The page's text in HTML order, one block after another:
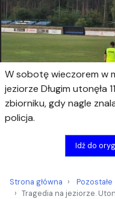
W sobotę wieczorem w
jeziorze Długim utonęła
zbiorniku, gdy nagle
policja.
Idź do
Strona główna
Tragedia na jeziorze.